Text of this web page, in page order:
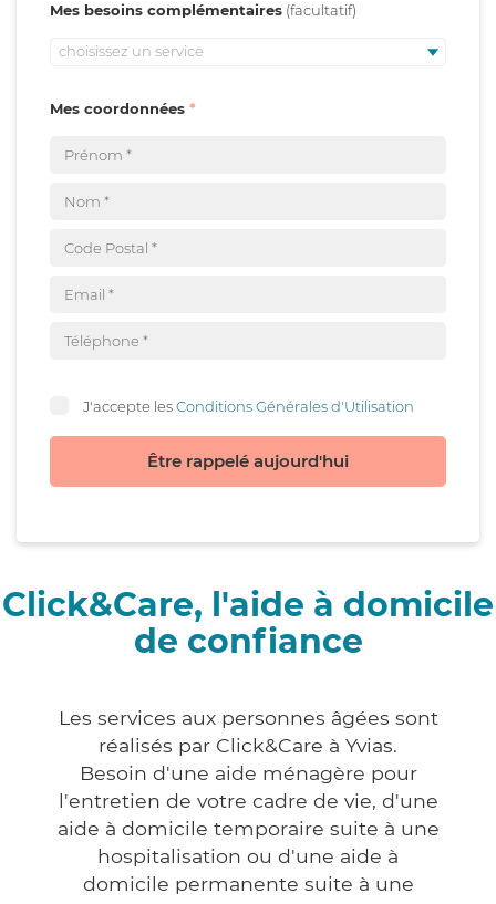
Mes besoins complémentaires
choisissez un service
Mes coordonnées
J'accepte lesConditions Générales d'Utilisation
Être rappelé aujourd'hui
Click&Care, l'aide à domicile
de confiance
Les services aux personnes âgées sont
réalisés par Click&Care à Yvias.
Besoin d'une aide ménagère pour
l'entretien de votre cadre de vie, d'une
aide à domicile temporaire suite à une
hospitalisation ou d'une aide à
domicile permanente suite à une